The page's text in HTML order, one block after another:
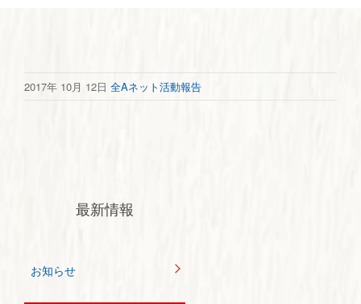
2017年 10月 12日 全Aネット活動報告
最新情報
お知らせ